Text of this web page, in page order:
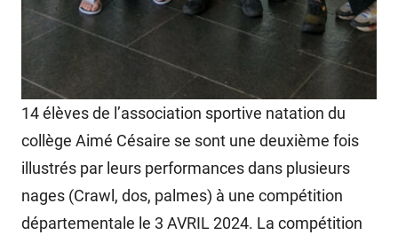
14 élèves de l’association sportive natation du
collège Aimé Césaire se sont une deuxième fois
illustrés par leurs performances dans plusieurs
nages (Crawl, dos, palmes) à une compétition
départementale le 3 AVRIL 2024. La compétition